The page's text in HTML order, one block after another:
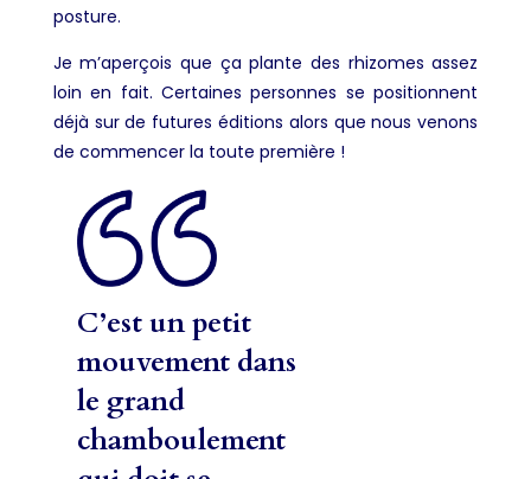
posture.
Je m’aperçois que ça plante des rhizomes assez
loin en fait. Certaines personnes se positionnent
déjà sur de futures éditions alors que nous venons
de commencer la toute première !
C’est un petit
mouvement dans
le grand
chamboulement